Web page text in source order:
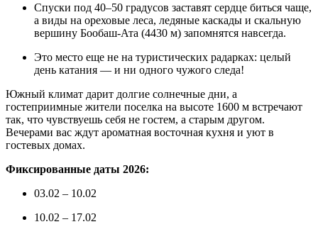
Спуски под 40–50 градусов заставят сердце биться чаще,
а виды на ореховые леса, ледяные каскады и скальную
вершину Бообаш-Ата (4430 м) запомнятся навсегда.
Это место еще не на туристических радарках: целый
день катания — и ни одного чужого следа!
Южный климат дарит долгие солнечные дни, а
гостеприимные жители поселка на высоте 1600 м встречают
так, что чувствуешь себя не гостем, а старым другом.
Вечерами вас ждут ароматная восточная кухня и уют в
гостевых домах.
Фиксированные даты 2026:
03.02 – 10.02
10.02 – 17.02